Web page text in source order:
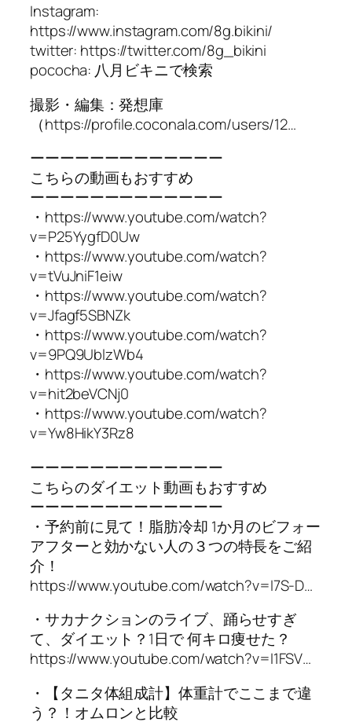
Instagram:
https://www.instagram.com/8g.bikini/
twitter: https://twitter.com/8g_bikini
pococha: 八月ビキニで検索
撮影・編集：発想庫
（https://profile.coconala.com/users/12…
ーーーーーーーーーーーーー
こちらの動画もおすすめ
ーーーーーーーーーーーーー
・https://www.youtube.com/watch?
v=P25YygfD0Uw
・https://www.youtube.com/watch?
v=tVuJniF1eiw
・https://www.youtube.com/watch?
v=Jfagf5SBNZk
・https://www.youtube.com/watch?
v=9PQ9UblzWb4
・https://www.youtube.com/watch?
v=hit2beVCNj0
・https://www.youtube.com/watch?
v=Yw8HikY3Rz8
ーーーーーーーーーーーーー
こちらのダイエット動画もおすすめ
ーーーーーーーーーーーーー
・予約前に見て！脂肪冷却 1か月のビフォー
アフターと効かない人の３つの特長をご紹
介！
https://www.youtube.com/watch?v=I7S-D…
・サカナクションのライブ、踊らせすぎ
て、ダイエット？1日で 何キロ痩せた？
https://www.youtube.com/watch?v=I1FSV…
・【タニタ体組成計】体重計でここまで違
う？！オムロンと比較